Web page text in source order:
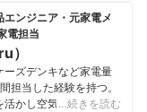
。高効率な排水・排
なかで、研究成果が
学研究優秀賞」「室
界賞を獲得している。
ンジニア・元家電メ
電担当
）
ーズデンキなど家電量
担当した経験を持つ。
活かし空気清浄機・除
…続きを読む